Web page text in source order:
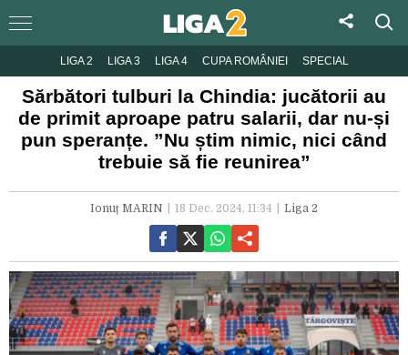
LIGA 2 LIGA 3 LIGA 4 CUPA ROMÂNIEI SPECIAL
Sărbători tulburi la Chindia: jucătorii au
de primit aproape patru salarii, dar nu-și
pun speranțe. ”Nu știm nimic, nici când
trebuie să fie reunirea”
Ionuț MARIN 18 Dec. 2024, 11:34 Liga 2